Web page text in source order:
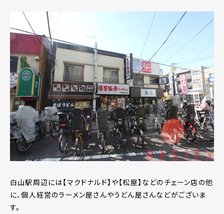
白山駅周辺には【マクドナルド】や【松屋】などのチェーン店の他
に、個人経営のラーメン屋さんやうどん屋さんなどがございま
す。